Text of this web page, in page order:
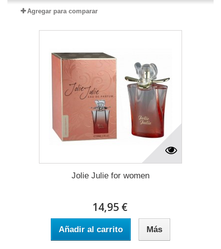
Agregar para comparar
Jolie Julie for women
14,95 €
Añadir al carrito Más